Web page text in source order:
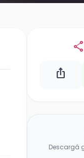
share
ios_share
Descargá